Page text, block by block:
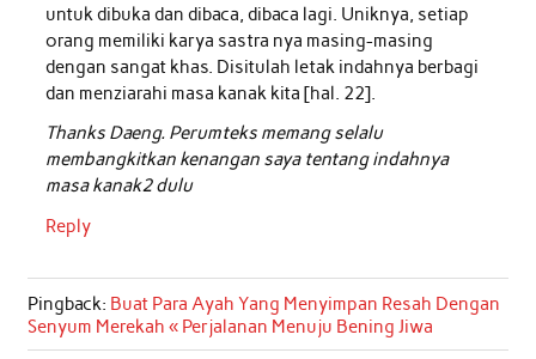
untuk dibuka dan dibaca, dibaca lagi. Uniknya, setiap
orang memiliki karya sastra nya masing-masing
dengan sangat khas. Disitulah letak indahnya berbagi
dan menziarahi masa kanak kita [hal. 22].
Thanks Daeng. Perumteks memang selalu
membangkitkan kenangan saya tentang indahnya
masa kanak2 dulu
Reply
Pingback: Buat Para Ayah Yang Menyimpan Resah Dengan
Senyum Merekah « Perjalanan Menuju Bening Jiwa